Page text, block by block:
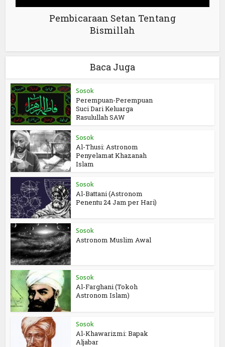
Pembicaraan Setan Tentang
Bismillah
Baca Juga
Sosok
Perempuan-Perempuan
Suci Dari Keluarga
Rasulullah SAW
Sosok
Al-Thusi: Astronom
Penyelamat Khazanah
Islam
Sosok
Al-Battani (Astronom
Penentu 24 Jam per Hari)
Sosok
Astronom Muslim Awal
Sosok
Al-Farghani (Tokoh
Astronom Islam)
Sosok
Al-Khawarizmi: Bapak
Aljabar